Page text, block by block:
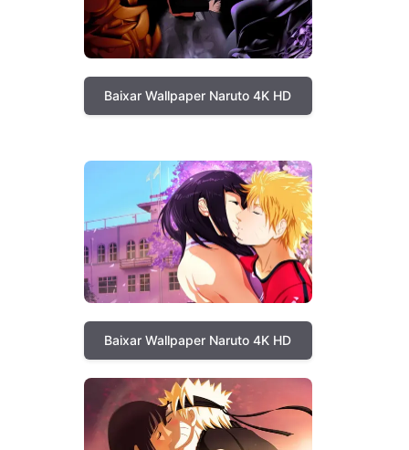
Baixar Wallpaper Naruto 4K HD
Baixar Wallpaper Naruto 4K HD